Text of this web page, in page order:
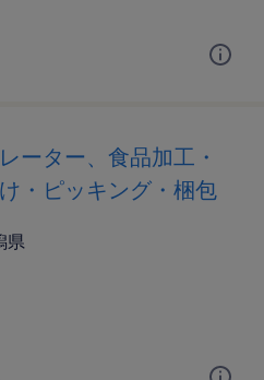
ーター、食品加工・
・ピッキング・梱包
県